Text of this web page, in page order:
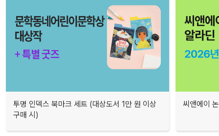
투명 인덱스 북마크 세트 (대상도서 1만 원 이상
구매 시)
씨앤에이